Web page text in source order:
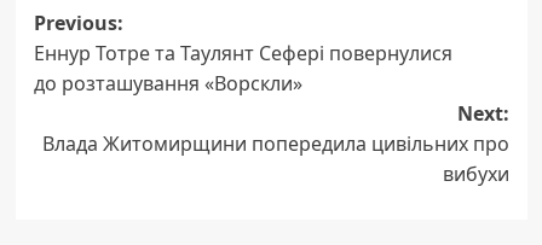
Post
navigation
Previous:
Еннур Тотре та Таулянт Сефері повернулися
до розташування «Ворскли»
Next:
Влада Житомирщини попередила цивільних про
вибухи